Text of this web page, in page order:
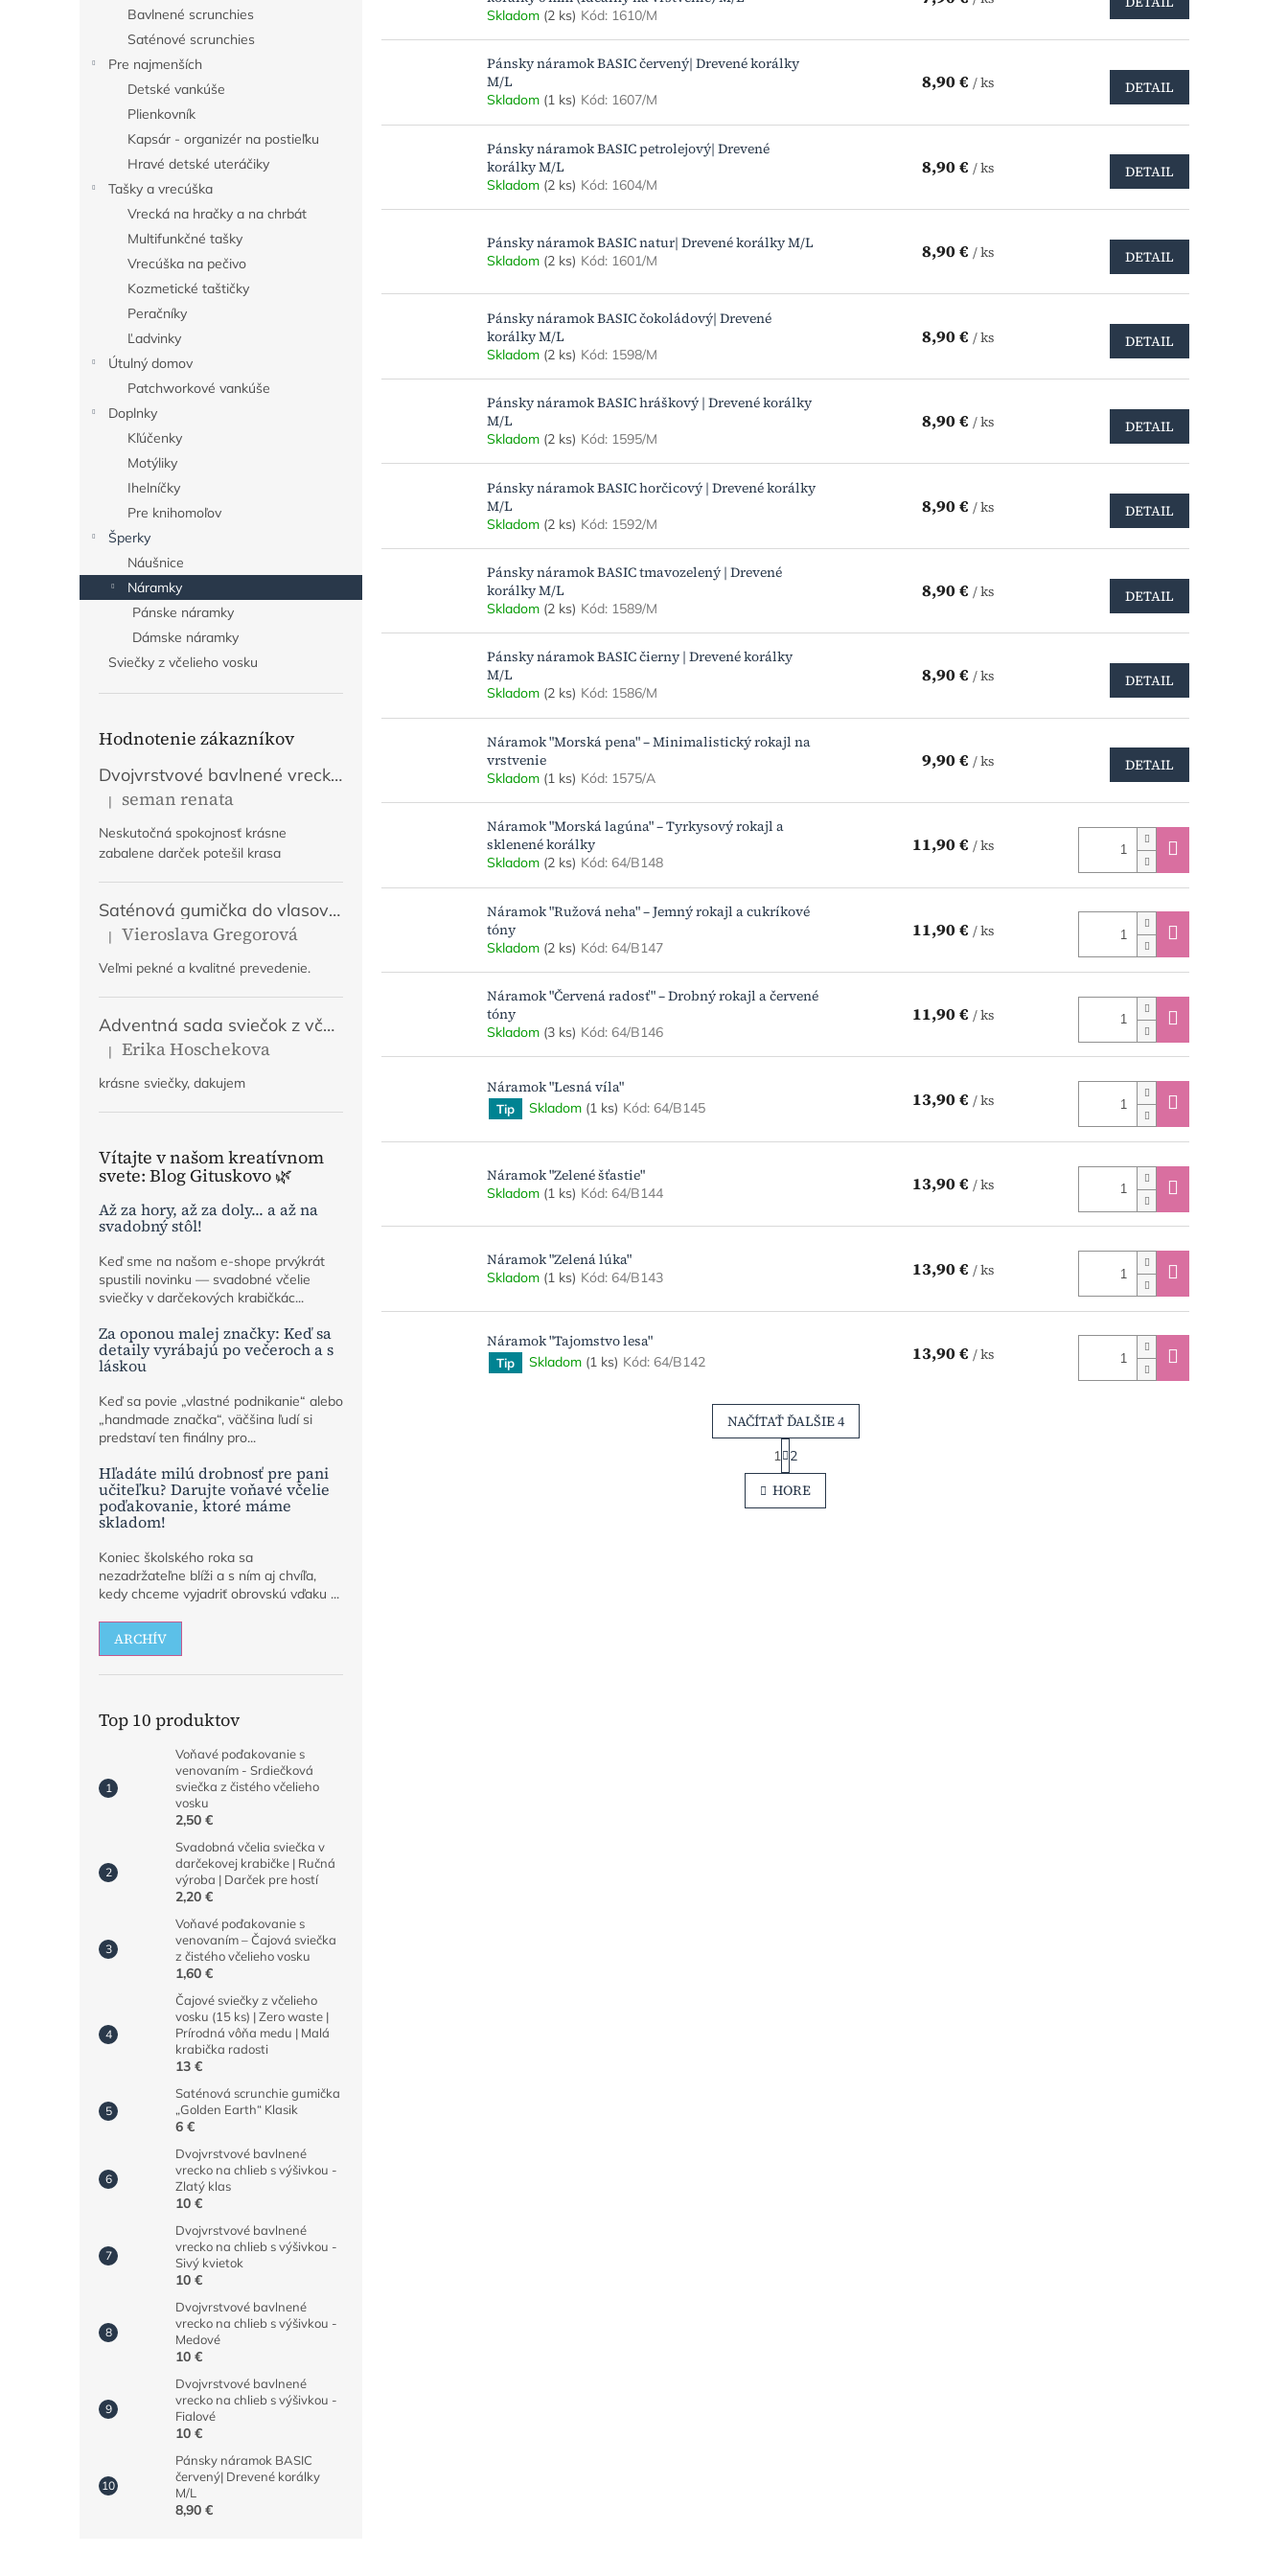
Bavlnené scrunchies
Saténové scrunchies
Pre najmenších
Detské vankúše
Plienkovník
Kapsár - organizér na postieľku
Hravé detské uteráčiky
Tašky a vrecúška
Vrecká na hračky a na chrbát
Multifunkčné tašky
Vrecúška na pečivo
Kozmetické taštičky
Peračníky
Ľadvinky
Útulný domov
Patchworkové vankúše
Doplnky
Kľúčenky
Motýliky
Ihelníčky
Pre knihomoľov
Šperky
Náušnice
Náramky
Pánske náramky
Dámske náramky
Sviečky z včelieho vosku
Hodnotenie zákazníkov
Dvojvrstvové bavlnené vrecko na chlieb s výšivkou - Fialové
Hodnotenie produktu je 5 z 5 hviezdičiek.
| seman renata
Neskutočná spokojnosť krásne
zabalene darček potešil krasa
Saténová gumička do vlasov Tajomstvo jesene
Hodnotenie produktu je 5 z 5 hviezdičiek.
| Vieroslava Gregorová
Veľmi pekné a kvalitné prevedenie.
Adventná sada sviečok z včelieho vosku | Mier, Viera, Láska, Nádej | Prírodný adventný veniec
Hodnotenie produktu je 5 z 5 hviezdičiek.
| Erika Hoschekova
krásne sviečky, dakujem
Vítajte v našom kreatívnom
svete: Blog Gituskovo 🌿
Až za hory, až za doly... a až na
svadobný stôl!
Keď sme na našom e-shope prvýkrát
spustili novinku — svadobné včelie
sviečky v darčekových krabičkác...
Za oponou malej značky: Keď sa
detaily vyrábajú po večeroch a s
láskou
Keď sa povie „vlastné podnikanie“ alebo
„handmade značka“, väčšina ľudí si
predstaví ten finálny pro...
Hľadáte milú drobnosť pre pani
učiteľku? Darujte voňavé včelie
poďakovanie, ktoré máme
skladom!
Koniec školského roka sa
nezadržateľne blíži a s ním aj chvíľa,
kedy chceme vyjadriť obrovskú vďaku ...
ARCHÍV
Top 10 produktov
Voňavé poďakovanie s
venovaním - Srdiečková
sviečka z čistého včelieho
vosku
2,50 €
Svadobná včelia sviečka v
darčekovej krabičke | Ručná
výroba | Darček pre hostí
2,20 €
Voňavé poďakovanie s
venovaním – Čajová sviečka
z čistého včelieho vosku
1,60 €
Čajové sviečky z včelieho
vosku (15 ks) | Zero waste |
Prírodná vôňa medu | Malá
krabička radosti
13 €
Saténová scrunchie gumička
„Golden Earth“ Klasik
6 €
Dvojvrstvové bavlnené
vrecko na chlieb s výšivkou -
Zlatý klas
10 €
Dvojvrstvové bavlnené
vrecko na chlieb s výšivkou -
Sivý kvietok
10 €
Dvojvrstvové bavlnené
vrecko na chlieb s výšivkou -
Medové
10 €
Dvojvrstvové bavlnené
vrecko na chlieb s výšivkou -
Fialové
10 €
Pánsky náramok BASIC
červený| Drevené korálky
M/L
8,90 €
Skladom (2 ks) Kód: 1610/M
Pánsky náramok BASIC červený| Drevené korálky
M/L
Skladom (1 ks) Kód: 1607/M
8,90 € / ks DETAIL
Pánsky náramok BASIC petrolejový| Drevené
korálky M/L
Skladom (2 ks) Kód: 1604/M
8,90 € / ks DETAIL
Pánsky náramok BASIC natur| Drevené korálky M/L
Skladom (2 ks) Kód: 1601/M 8,90 € / ks DETAIL
Pánsky náramok BASIC čokoládový| Drevené
korálky M/L
Skladom (2 ks) Kód: 1598/M
8,90 € / ks DETAIL
Pánsky náramok BASIC hráškový | Drevené korálky
M/L
Skladom (2 ks) Kód: 1595/M
8,90 € / ks DETAIL
Pánsky náramok BASIC horčicový | Drevené korálky
M/L
Skladom (2 ks) Kód: 1592/M
8,90 € / ks DETAIL
Pánsky náramok BASIC tmavozelený | Drevené
korálky M/L
Skladom (2 ks) Kód: 1589/M
8,90 € / ks DETAIL
Pánsky náramok BASIC čierny | Drevené korálky
M/L
Skladom (2 ks) Kód: 1586/M
8,90 € / ks DETAIL
Náramok "Morská pena" – Minimalistický rokajl na
vrstvenie
Skladom (1 ks) Kód: 1575/A
9,90 € / ks DETAIL
Náramok "Morská lagúna" – Tyrkysový rokajl a
sklenené korálky
Skladom (2 ks) Kód: 64/B148
11,90 € / ks
Náramok "Ružová neha" – Jemný rokajl a cukríkové
tóny
Skladom (2 ks) Kód: 64/B147
11,90 € / ks
Náramok "Červená radosť" – Drobný rokajl a červené
tóny
Skladom (3 ks) Kód: 64/B146
11,90 € / ks
Náramok "Lesná víla"
Tip Skladom (1 ks) Kód: 64/B145 13,90 € / ks
Náramok "Zelené šťastie"
Skladom (1 ks) Kód: 64/B144 13,90 € / ks
Náramok "Zelená lúka"
Skladom (1 ks) Kód: 64/B143 13,90 € / ks
Náramok "Tajomstvo lesa"
Tip Skladom (1 ks) Kód: 64/B142 13,90 € / ks
O
v
l
NAČÍTAŤ ĎALŠIE 4
S
t
r
á
n
1 2
HORE